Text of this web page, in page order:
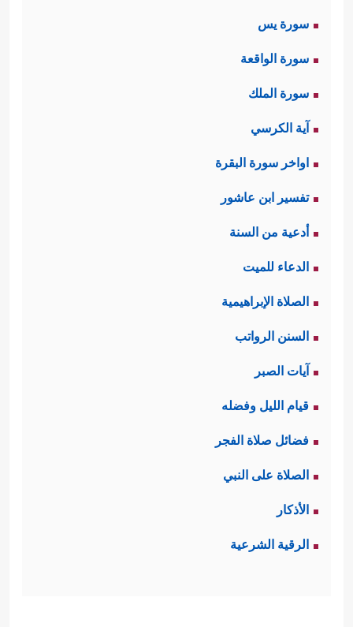
سورة يس
سورة الواقعة
سورة الملك
آية الكرسي
اواخر سورة البقرة
تفسير ابن عاشور
أدعية من السنة
الدعاء للميت
الصلاة الإبراهيمية
السنن الرواتب
آيات الصبر
قيام الليل وفضله
فضائل صلاة الفجر
الصلاة على النبي
الأذكار
الرقية الشرعية